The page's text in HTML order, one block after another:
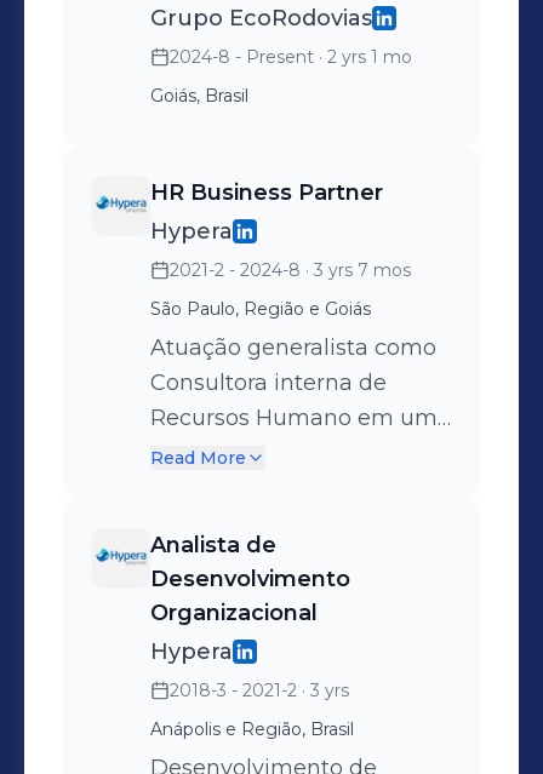
Grupo EcoRodovias
2024-8 - Present · 2 yrs 1 mo
Goiás, Brasil
HR Business Partner
Hypera
2021-2 - 2024-8 · 3 yrs 7 mos
São Paulo, Região e Goiás
Atuação generalista como
Consultora interna de
Recursos Humano em um
centro de pesquisa e
subsistemas de RH como
A&S, R&B, DO, Cultura e
Clima. Acompanhamento e
ponto focal de
atendimento no Programa
de Estágio, Pesquisa de
Read More
Analista de
Desenvolvimento
Organizacional
Hypera
2018-3 - 2021-2 · 3 yrs
Anápolis e Região, Brasil
Desenvolvimento de